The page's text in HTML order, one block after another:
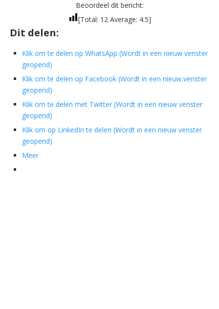
Beoordeel dit bericht:
[Total: 12Average: 4.5]
Dit delen:
Klik om te delen op WhatsApp (Wordt in een nieuw venster
geopend)
Klik om te delen op Facebook (Wordt in een nieuw venster
geopend)
Klik om te delen met Twitter (Wordt in een nieuw venster
geopend)
Klik om op LinkedIn te delen (Wordt in een nieuw venster
geopend)
Meer